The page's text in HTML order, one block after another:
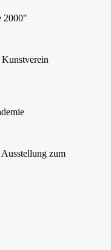
2000"
zum